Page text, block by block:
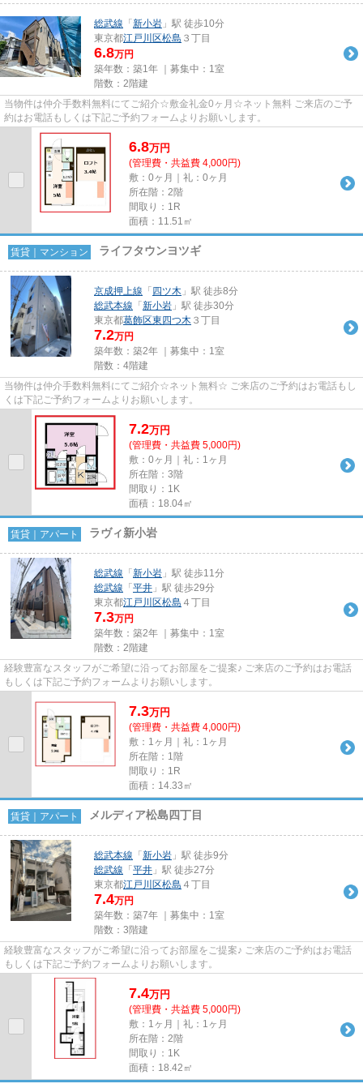
総武線 「 新小岩 」駅 徒歩10分
東京都江戸川区松島 ３丁目
6.8万円
築年数：築1年 ｜募集中： 1室
階数：2階建
当物件は仲介手数料無料にてご紹介☆敷金礼金0ヶ月☆ネット無料 ご来店のご予
約はお電話もしくは下記ご予約フォームよりお願いします。
6.8万円
(管理費・共益費 4,000円)
敷：0ヶ月｜礼：0ヶ月
所在階：2階
間取り：1R
面積：11.51㎡
賃貸｜マンション ライフタウンヨツギ
京成押上線 「 四ツ木 」駅 徒歩8分
総武本線 「 新小岩 」駅 徒歩30分
東京都葛飾区東四つ木 ３丁目
7.2万円
築年数：築2年 ｜募集中： 1室
階数：4階建
当物件は仲介手数料無料にてご紹介☆ネット無料☆ ご来店のご予約はお電話もし
くは下記ご予約フォームよりお願いします。
7.2万円
(管理費・共益費 5,000円)
敷：0ヶ月｜礼：1ヶ月
所在階：3階
間取り：1K
面積：18.04㎡
賃貸｜アパート ラヴィ新小岩
総武線 「 新小岩 」駅 徒歩11分
総武線 「 平井 」駅 徒歩29分
東京都江戸川区松島 ４丁目
7.3万円
築年数：築2年 ｜募集中： 1室
階数：2階建
経験豊富なスタッフがご希望に沿ってお部屋をご提案♪ ご来店のご予約はお電話
もしくは下記ご予約フォームよりお願いします。
7.3万円
(管理費・共益費 4,000円)
敷：1ヶ月｜礼：1ヶ月
所在階：1階
間取り：1R
面積：14.33㎡
賃貸｜アパート メルディア松島四丁目
総武本線 「 新小岩 」駅 徒歩9分
総武線 「 平井 」駅 徒歩27分
東京都江戸川区松島 ４丁目
7.4万円
築年数：築7年 ｜募集中： 1室
階数：3階建
経験豊富なスタッフがご希望に沿ってお部屋をご提案♪ ご来店のご予約はお電話
もしくは下記ご予約フォームよりお願いします。
7.4万円
(管理費・共益費 5,000円)
敷：1ヶ月｜礼：1ヶ月
所在階：2階
間取り：1K
面積：18.42㎡